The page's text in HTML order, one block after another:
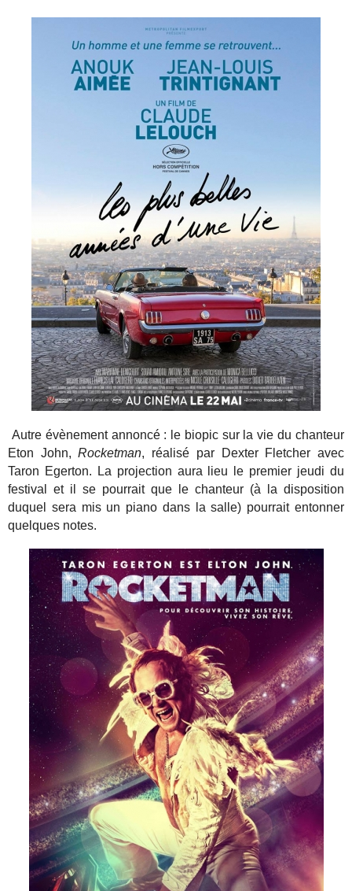
Autre évènement annoncé : le biopic sur la vie du chanteur
Eton John,Rocketman, réalisé par Dexter Fletcher avec
Taron Egerton. La projection aura lieu le premier jeudi du
festival et il se pourrait que le chanteur (à la disposition
duquel sera mis un piano dans la salle) pourrait entonner
quelques notes.